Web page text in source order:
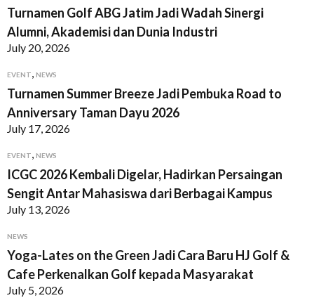
Turnamen Golf ABG Jatim Jadi Wadah Sinergi
Alumni, Akademisi dan Dunia Industri
July 20, 2026
EVENT, NEWS
Turnamen Summer Breeze Jadi Pembuka Road to
Anniversary Taman Dayu 2026
July 17, 2026
EVENT, NEWS
ICGC 2026 Kembali Digelar, Hadirkan Persaingan
Sengit Antar Mahasiswa dari Berbagai Kampus
July 13, 2026
NEWS
Yoga-Lates on the Green Jadi Cara Baru HJ Golf &
Cafe Perkenalkan Golf kepada Masyarakat
July 5, 2026